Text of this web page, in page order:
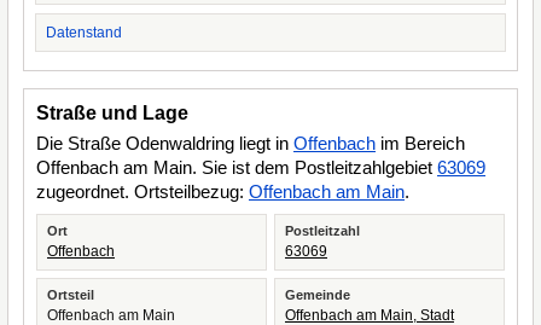
Datenstand
Straße und Lage
Die Straße Odenwaldring liegt in Offenbach im Bereich
Offenbach am Main. Sie ist dem Postleitzahlgebiet 63069
zugeordnet. Ortsteilbezug: Offenbach am Main.
Ort
Offenbach
Postleitzahl
63069
Ortsteil
Offenbach am Main
Gemeinde
Offenbach am Main, Stadt